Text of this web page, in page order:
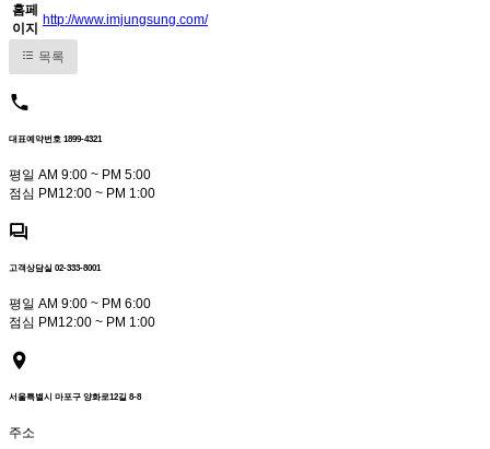
홈페
이지
http://www.imjungsung.com/
목록
대표예약번호 1899-4321
평일 AM 9:00 ~ PM 5:00
점심 PM12:00 ~ PM 1:00
고객상담실 02-333-8001
평일 AM 9:00 ~ PM 6:00
점심 PM12:00 ~ PM 1:00
서울특별시 마포구 양화로12길 8-8
주소